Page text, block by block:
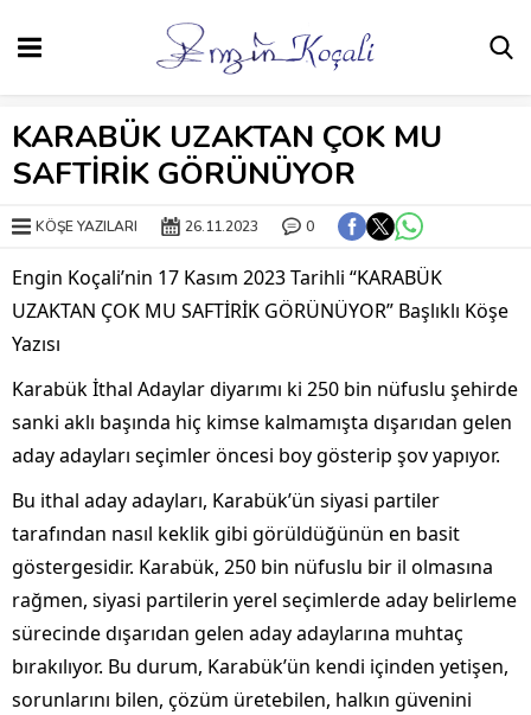
KARABÜK UZAKTAN ÇOK MU
SAFTİRİK GÖRÜNÜYOR
KÖŞE YAZILARI 26.11.2023 0
Engin Koçali’nin 17 Kasım 2023 Tarihli “KARABÜK
UZAKTAN ÇOK MU SAFTİRİK GÖRÜNÜYOR” Başlıklı Köşe
Yazısı
Karabük İthal Adaylar diyarımı ki 250 bin nüfuslu şehirde
sanki aklı başında hiç kimse kalmamışta dışarıdan gelen
aday adayları seçimler öncesi boy gösterip şov yapıyor.
Bu ithal aday adayları, Karabük’ün siyasi partiler
tarafından nasıl keklik gibi görüldüğünün en basit
göstergesidir. Karabük, 250 bin nüfuslu bir il olmasına
rağmen, siyasi partilerin yerel seçimlerde aday belirleme
sürecinde dışarıdan gelen aday adaylarına muhtaç
bırakılıyor. Bu durum, Karabük’ün kendi içinden yetişen,
sorunlarını bilen, çözüm üretebilen, halkın güvenini